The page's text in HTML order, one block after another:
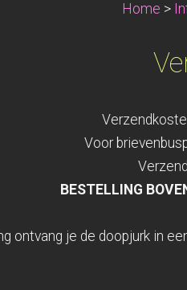
Home >
Voor
BESTELLING
ontvang je de doopjurk in